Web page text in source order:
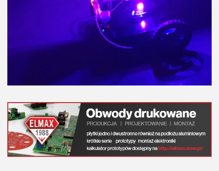
Kontakt
Newsletter
Archiwum
Do pobrania